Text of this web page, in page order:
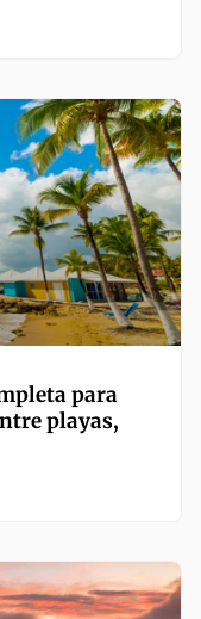
para
playas,